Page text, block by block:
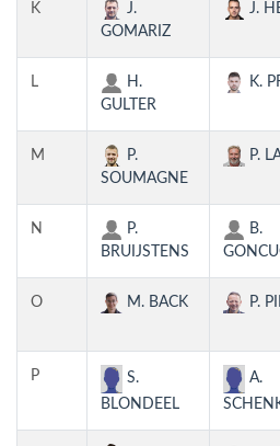
K
J.
GOMARIZ
J.
L
H.
GULTER
K.
M
P.
SOUMAGNE
P.
N
P.
BRUIJSTENS
B.
O M. BACK P.
P
S.
BLONDEEL
A.